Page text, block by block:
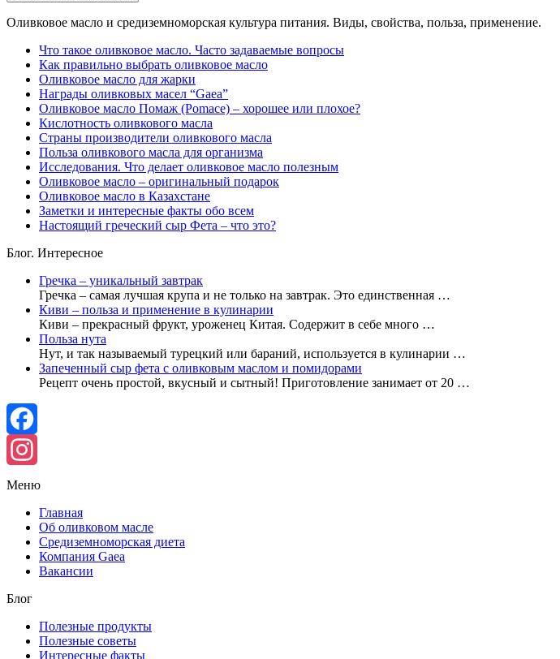
Оливковое масло и средиземноморская культура питания. Виды, свойства, польза, применение.
Что такое оливковое масло. Часто задаваемые вопросы
Как правильно выбрать оливковое масло
Оливковое масло для жарки
Награды оливковых масел “Gaea”
Оливковое масло Помаж (Pomace) – хорошее или плохое?
Кислотность оливкового масла
Страны производители оливкового масла
Польза оливкового масла для организма
Исследования. Что делает оливковое масло полезным
Оливковое масло – оригинальный подарок
Оливковое масло в Казахстане
Заметки и интересные факты обо всем
Настоящий греческий сыр Фета – что это?
Блог. Интересное
Гречка – уникальный завтрак
Гречка – самая лучшая крупа и не только на завтрак. Это единственная …
Киви – польза и применение в кулинарии
Киви – прекрасный фрукт, уроженец Китая. Содержит в себе много …
Польза нута
Нут, и так называемый турецкий или бараний, используется в кулинарии …
Запеченный сыр фета с оливковым маслом и помидорами
Рецепт очень простой, вкусный и сытный! Приготовление занимает от 20 …
Facebook
Instagram
Меню
Главная
Об оливковом масле
Средиземноморская диета
Компания Gaea
Вакансии
Блог
Полезные продукты
Полезные советы
Интересные факты